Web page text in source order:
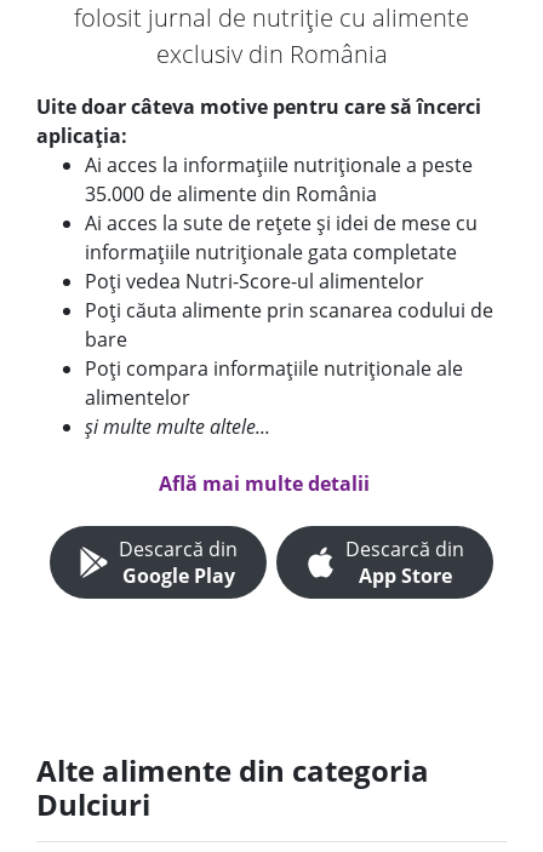
folosit jurnal de nutriție cu alimente
exclusiv din România
Uite doar câteva motive pentru care să încerci
aplicația:
Ai acces la informațiile nutriționale a peste
35.000 de alimente din România
Ai acces la sute de rețete și idei de mese cu
informațiile nutriționale gata completate
Poți vedea Nutri-Score-ul alimentelor
Poți căuta alimente prin scanarea codului de
bare
Poți compara informațiile nutriționale ale
alimentelor
și multe multe altele...
Află mai multe detalii
Descarcă din
Google Play
Descarcă din
App Store
Alte alimente din categoria
Dulciuri